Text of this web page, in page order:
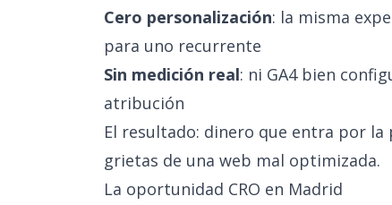
Cero personalización: la misma
para uno recurrente
Sin medición real: ni GA4 bien
atribución
El resultado: dinero que entra por
grietas de una web mal optimizada.
La oportunidad CRO en Madrid